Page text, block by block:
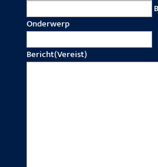
Onderwerp
Bericht(Vereist)